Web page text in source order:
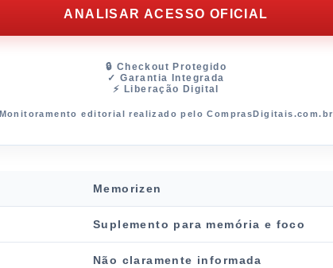
ANALISAR ACESSO OFICIAL
🔒 Checkout Protegido
✓ Garantia Integrada
⚡ Liberação Digital
Monitoramento editorial realizado pelo ComprasDigitais.com.br
Memorizen
Suplemento para memória e foco
Não claramente informada